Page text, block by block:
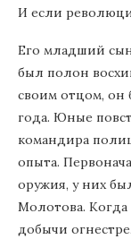
И если
Его младший
был полон
своим отцом, он
года. Юные
командира
опыта.
оружия, у них
Молотова. Когда
добычи